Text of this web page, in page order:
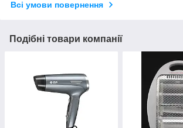
Всі умови повернення
Подібні товари компанії